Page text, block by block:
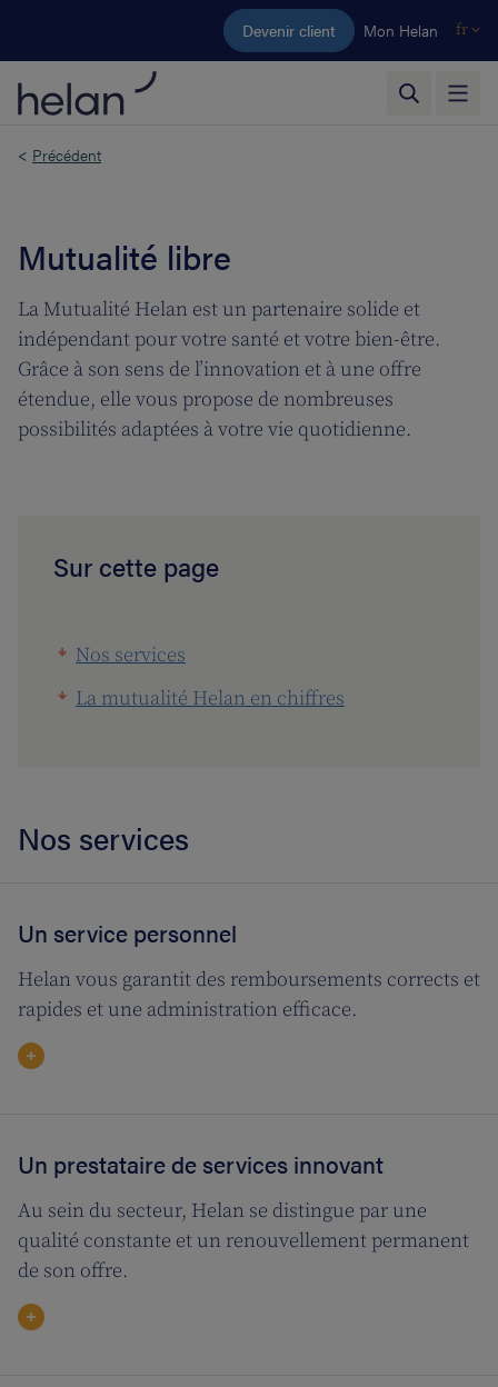
Aller au contenu principal
Devenir client Mon Helan fr
< Précédent
Mutualité libre
La Mutualité Helan est un partenaire solide et
indépendant pour votre santé et votre bien-être.
Grâce à son sens de l’innovation et à une offre
étendue, elle vous propose de nombreuses
possibilités adaptées à votre vie quotidienne.
Sur cette page
Nos services
La mutualité Helan en chiffres
Nos services
Un service personnel
Helan vous garantit des remboursements corrects et
rapides et une administration efficace.
Un prestataire de services innovant
Au sein du secteur, Helan se distingue par une
qualité constante et un renouvellement permanent
de son offre.